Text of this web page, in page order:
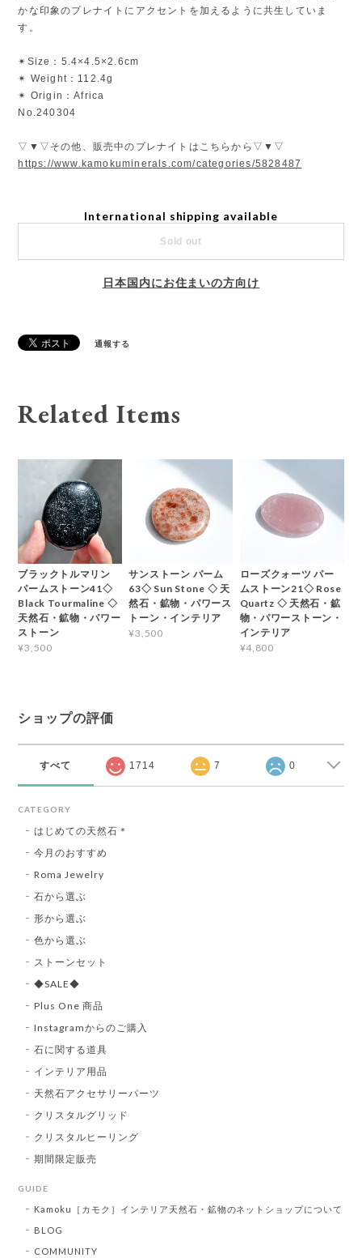
かな印象のプレナイトにアクセントを加えるように共生していま
す。
✴︎Size：5.4×4.5×2.6cm
✴︎ Weight：112.4g
✴︎ Origin：Africa
No.240304
▽▼▽その他、販売中のプレナイトはこちらから▽▼▽
https://www.kamokuminerals.com/categories/5828487
International shipping available
Sold out
日本国内にお住まいの方向け
通報する
Related Items
ブラックトルマリン
パームストーン41◇
Black Tourmaline ◇
天然石・鉱物・パワー
ストーン
¥3,500
サンストーン パーム
63◇ Sun Stone ◇ 天
然石・鉱物・パワース
トーン・インテリア
¥3,500
ローズクォーツ パー
ムストーン21◇ Rose
Quartz ◇ 天然石・鉱
物・パワーストーン・
インテリア
¥4,800
ショップの評価
すべて 1714 7 0
CATEGORY
はじめての天然石＊
今月のおすすめ
Roma Jewelry
石から選ぶ
形から選ぶ
色から選ぶ
ストーンセット
◆SALE◆
Plus One 商品
Instagramからのご購入
石に関する道具
インテリア用品
天然石アクセサリーパーツ
クリスタルグリッド
クリスタルヒーリング
期間限定販売
GUIDE
Kamoku［カモク］インテリア天然石・鉱物のネットショップについて
BLOG
COMMUNITY